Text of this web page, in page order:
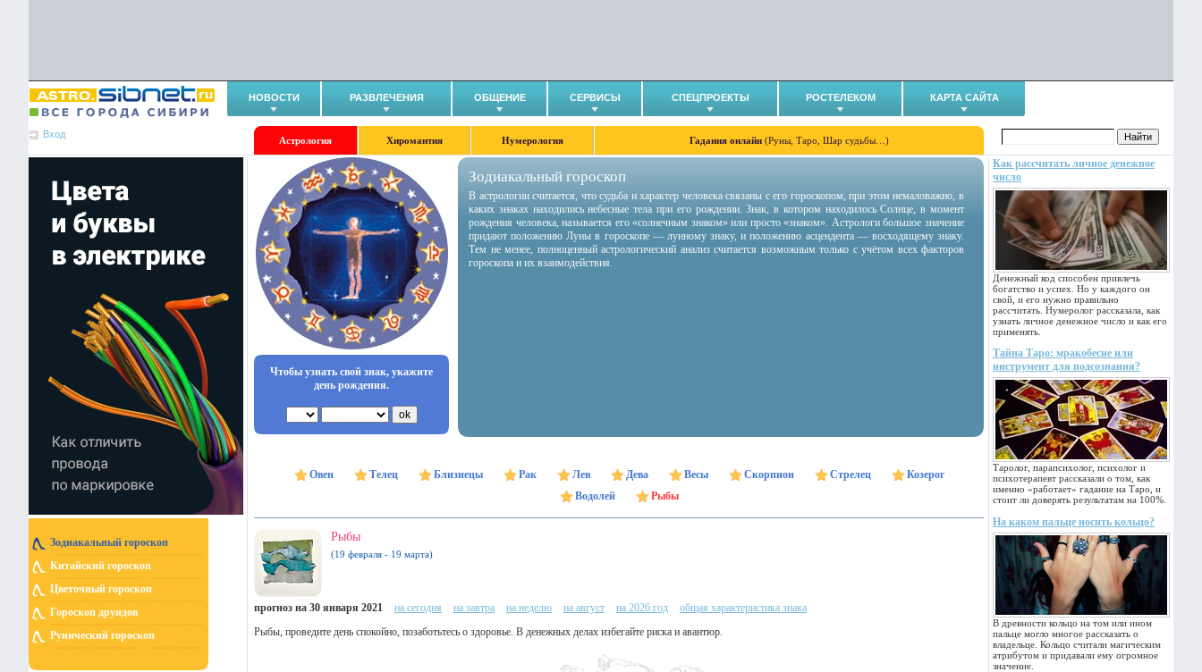
НОВОСТИ РАЗВЛЕЧЕНИЯ ОБЩЕНИЕ СЕРВИСЫ СПЕЦПРОЕКТЫ РОСТЕЛЕКОМ КАРТА САЙТА
Вход
Астрология Хиромантия Нумерология Гадания онлайн (Руны, Таро, Шар судьбы…)
Зодиакальный гороскоп
Китайский гороскоп
Цветочный гороскоп
Гороскоп друидов
Рунический гороскоп
Как рассчитать личное денежное
число
Денежный код способен привлечь
богатство и успех. Но у каждого он
свой, и его нужно правильно
рассчитать. Нумеролог рассказала, как
узнать личное денежное число и как его
применять.
Тайна Таро: мракобесие или
инструмент для подсознания?
Таролог, парапсихолог, психолог и
психотерапевт рассказали о том, как
именно «работает» гадание на Таро, и
стоит ли доверять результатам на 100%.
На каком пальце носить кольцо?
В древности кольцо на том или ином
пальце могло многое рассказать о
владельце. Кольцо считали магическим
атрибутом и придавали ему огромное
значение.
Чтобы узнать свой знак, укажите
день рождения.
Зодиакальный гороскоп
В астрологии считается, что судьба и характер человека связаны с его гороскопом, при этом немаловажно, в
каких знаках находились небесные тела при его рождении. Знак, в котором находилось Солнце, в момент
рождения человека, называется его «солнечным знаком» или просто «знаком». Астрологи большое значение
придают положению Луны в гороскопе — лунному знаку, и положению асцендента — восходящему знаку.
Тем не менее, полноценный астрологический анализ считается возможным только с учётом всех факторов
гороскопа и их взаимодействия.
Овен Телец Близнецы Рак Лев Дева Весы Скорпион Стрелец
Козерог
Водолей
Рыбы
Рыбы
(19 февраля - 19 марта)
прогноз на 30 января 2021 на сегодня на завтра на неделю на август на 2026 год
общая характеристика знака
Рыбы, проведите день спокойно, позаботьтесь о здоровье. В денежных делах избегайте риска и авантюр.